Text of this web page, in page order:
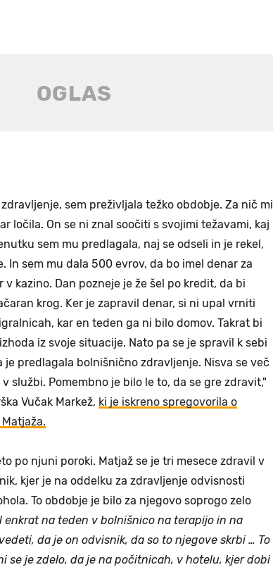
sem preživljala težko obdobje. Za nič mi
ločila. On se ni znal soočiti s svojimi težavami, kaj
sem mu predlagala, naj se odseli in je rekel,
In sem mu dala 500 evrov, da bo imel denar za
v kazino. Dan pozneje je že šel po kredit, da bi
krog. Ker je zapravil denar, si ni upal vrniti
kar en teden ga ni bilo domov. Takrat bi
iz svoje situacije. Nato pa se je spravil k sebi
je predlagala bolnišnično zdravljenje. Nisva se več
službi. Pomembno je bilo le to, da se gre zdravit,"
Vučak Markež, ki je iskreno spregovorila o
po njuni poroki. Matjaž se je tri mesece zdravil v
kjer je na oddelku za zdravljenje odvisnosti
To obdobje je bilo za njegovo soprogo zelo
enkrat na teden v bolnišnico na terapijo in na
da je on odvisnik, da so to njegove skrbi … To
se je zdelo, da je na počitnicah, v hotelu, kjer dobi